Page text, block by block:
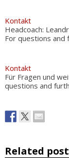
Kontakt
Headcoach:
For questions
Kontakt
Für Fragen und
questions and
Related